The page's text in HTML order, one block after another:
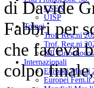
CSEN
UISP
Tornei
Trof. Reg.ni
Trof. Reg.ni
XII
Internazionali
Europei Mas.li
Europei Fem.li
di Davide
Fabbri per
che faceva
colpo